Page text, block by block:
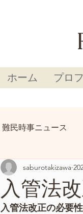
ホーム プロ
難民時事ニュース
入管法
saburotakizawa
入管法改正の必要